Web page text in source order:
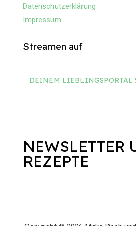
Datenschutzerklärung
Impressum
Streamen auf
DEINEM LIEBLINGSPORTAL
NEWSLETTER
REZEPTE